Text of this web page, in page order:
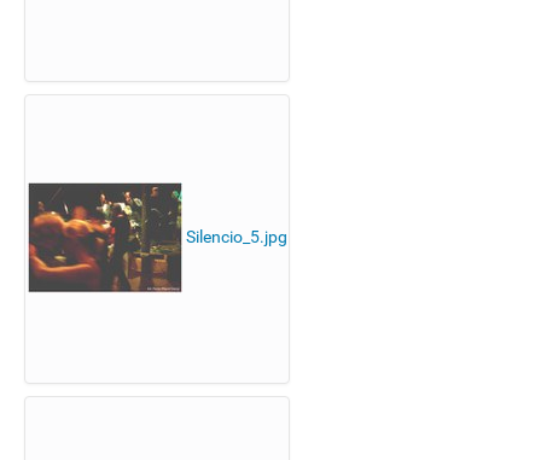
Silencio_5.jpg